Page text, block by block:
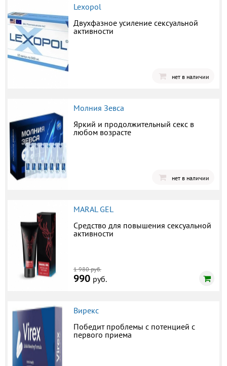
Lexopol
Двухфазное усиление сексуальной
активности
нет в наличии
Молния Зевса
Яркий и продолжительный секс в
любом возрасте
нет в наличии
MARAL GEL
Средство для повышения сексуальной
активности
1 980 руб.
990 руб.
Вирекс
Победит проблемы с потенцией с
первого приема